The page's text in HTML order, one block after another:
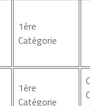
1ère
Catégorie
1ère
Catégorie